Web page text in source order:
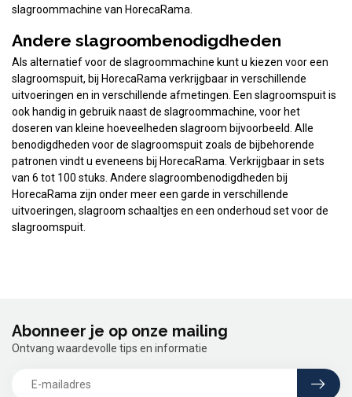
slagroommachine van HorecaRama.
Andere slagroombenodigdheden
Als alternatief voor de slagroommachine kunt u kiezen voor een
slagroomspuit, bij HorecaRama verkrijgbaar in verschillende
uitvoeringen en in verschillende afmetingen. Een slagroomspuit is
ook handig in gebruik naast de slagroommachine, voor het
doseren van kleine hoeveelheden slagroom bijvoorbeeld. Alle
benodigdheden voor de slagroomspuit zoals de bijbehorende
patronen vindt u eveneens bij HorecaRama. Verkrijgbaar in sets
van 6 tot 100 stuks. Andere slagroombenodigdheden bij
HorecaRama zijn onder meer een garde in verschillende
uitvoeringen, slagroom schaaltjes en een onderhoud set voor de
slagroomspuit.
Abonneer je op onze mailing
Ontvang waardevolle tips en informatie